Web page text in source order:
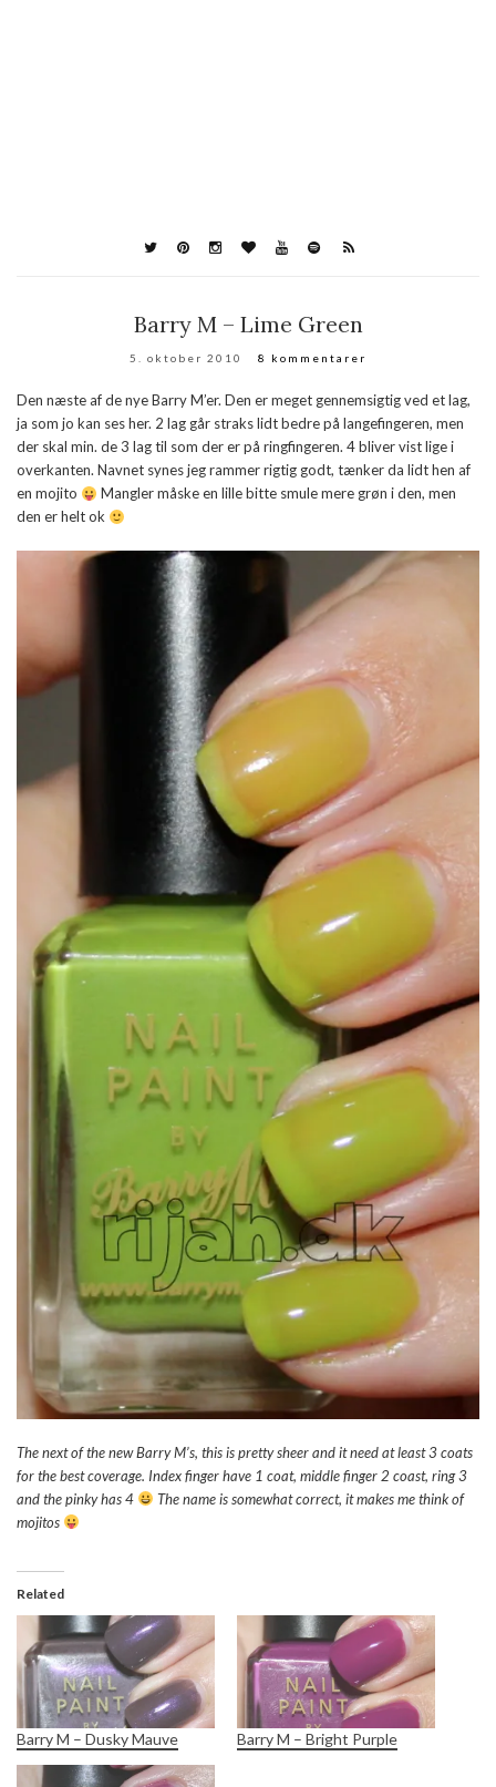
Barry M – Lime Green
5. oktober 2010 8 kommentarer
Den næste af de nye Barry M’er. Den er meget gennemsigtig ved et lag,
ja som jo kan ses her. 2 lag går straks lidt bedre på langefingeren, men
der skal min. de 3 lag til som der er på ringfingeren. 4 bliver vist lige i
overkanten. Navnet synes jeg rammer rigtig godt, tænker da lidt hen af
en mojito
Mangler måske en lille bitte smule mere grøn i den, men
den er helt ok
The next of the new Barry M’s, this is pretty sheer and it need at least 3 coats
for the best coverage. Index finger have 1 coat, middle finger 2 coast, ring 3
and the pinky has 4
The name is somewhat correct, it makes me think of
mojitos
Related
Barry M – Dusky Mauve Barry M – Bright Purple